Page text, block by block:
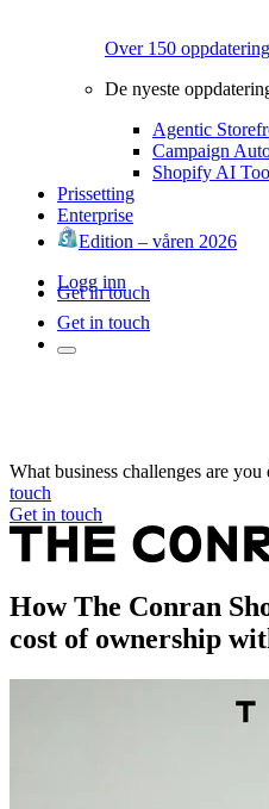
Over 150
De nyeste
Agentic
Campaign
Shopify AI
Prissetting
Enterprise
Edition – våren 2026
Logg inn
Get in touch
Get in touch
What business challenges are
touch
Get in touch
How The Conran
cost of ownership